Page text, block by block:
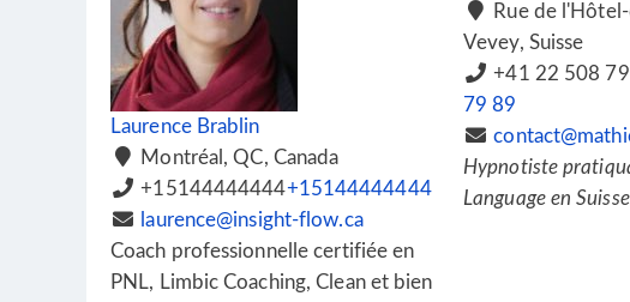
Laurence Brablin
Montréal, QC, Canada
+15144444444+15144444444
laurence@insight-flow.ca
Coach professionnelle certifiée en
PNL, Limbic Coaching, Clean et bien
Rue de
Vevey, Suisse
+41 22 508
79 89
Hypnotiste
Language en